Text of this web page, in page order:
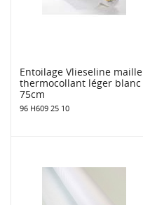
Entoilage Vlieseline maille
thermocollant léger blanc
75cm
96 H609 25 10